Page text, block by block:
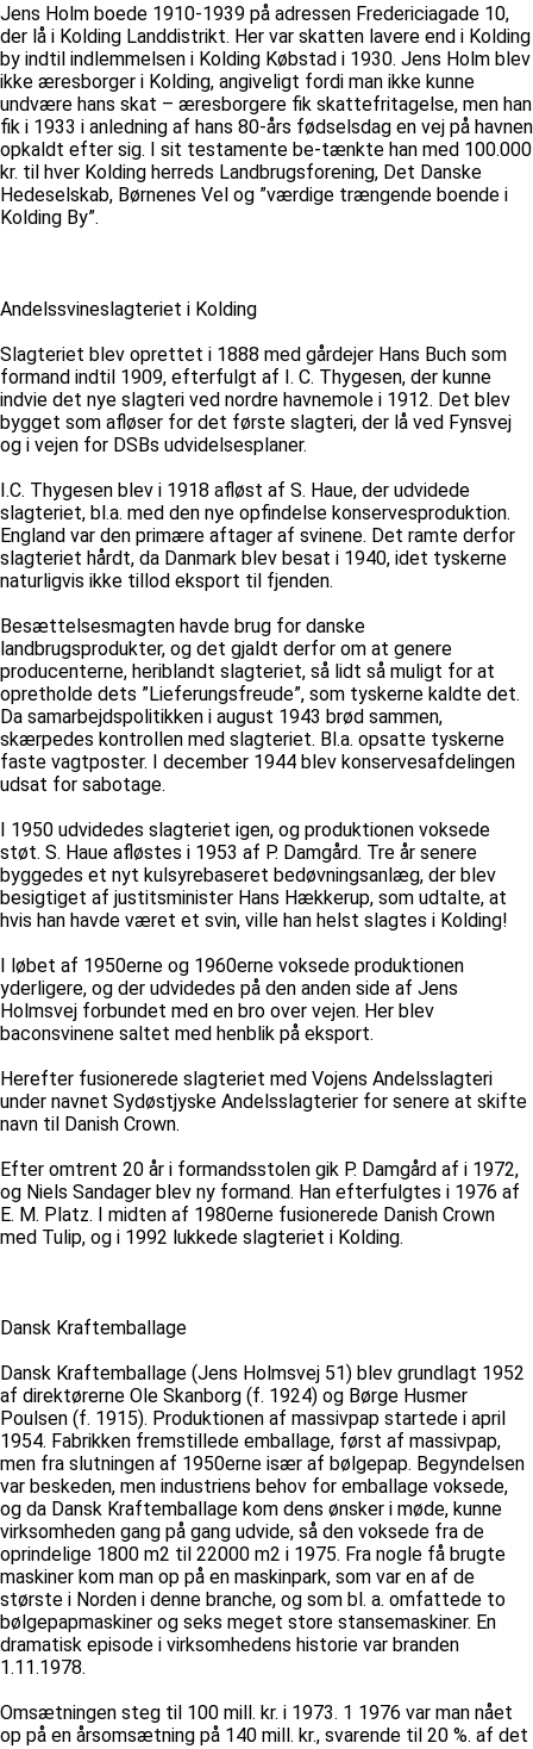
Jens Holm boede 1910-1939 på adressen Fredericiagade 10,
der lå i Kolding Landdistrikt. Her var skatten lavere end i Kolding
by indtil indlemmelsen i Kolding Købstad i 1930. Jens Holm blev
ikke æresborger i Kolding, angiveligt fordi man ikke kunne
undvære hans skat – æresborgere fik skattefritagelse, men han
fik i 1933 i anledning af hans 80-års fødselsdag en vej på havnen
opkaldt efter sig. I sit testamente be-tænkte han med 100.000
kr. til hver Kolding herreds Landbrugsforening, Det Danske
Hedeselskab, Børnenes Vel og ”værdige trængende boende i
Kolding By”.
Andelssvineslagteriet i Kolding
Slagteriet blev oprettet i 1888 med gårdejer Hans Buch som
formand indtil 1909, efterfulgt af I. C. Thygesen, der kunne
indvie det nye slagteri ved nordre havnemole i 1912. Det blev
bygget som afløser for det første slagteri, der lå ved Fynsvej
og i vejen for DSBs udvidelsesplaner.
I.C. Thygesen blev i 1918 afløst af S. Haue, der udvidede
slagteriet, bl.a. med den nye opfindelse konservesproduktion.
England var den primære aftager af svinene. Det ramte derfor
slagteriet hårdt, da Danmark blev besat i 1940, idet tyskerne
naturligvis ikke tillod eksport til fjenden.
Besættelsesmagten havde brug for danske
landbrugsprodukter, og det gjaldt derfor om at genere
producenterne, heriblandt slagteriet, så lidt så muligt for at
opretholde dets ”Lieferungsfreude”, som tyskerne kaldte det.
Da samarbejdspolitikken i august 1943 brød sammen,
skærpedes kontrollen med slagteriet. Bl.a. opsatte tyskerne
faste vagtposter. I december 1944 blev konservesafdelingen
udsat for sabotage.
I 1950 udvidedes slagteriet igen, og produktionen voksede
støt. S. Haue afløstes i 1953 af P. Damgård. Tre år senere
byggedes et nyt kulsyrebaseret bedøvningsanlæg, der blev
besigtiget af justitsminister Hans Hækkerup, som udtalte, at
hvis han havde været et svin, ville han helst slagtes i Kolding!
I løbet af 1950erne og 1960erne voksede produktionen
yderligere, og der udvidedes på den anden side af Jens
Holmsvej forbundet med en bro over vejen. Her blev
baconsvinene saltet med henblik på eksport.
Herefter fusionerede slagteriet med Vojens Andelsslagteri
under navnet Sydøstjyske Andelsslagterier for senere at skifte
navn til Danish Crown.
Efter omtrent 20 år i formandsstolen gik P. Damgård af i 1972,
og Niels Sandager blev ny formand. Han efterfulgtes i 1976 af
E. M. Platz. I midten af 1980erne fusionerede Danish Crown
med Tulip, og i 1992 lukkede slagteriet i Kolding.
Dansk Kraftemballage
Dansk Kraftemballage (Jens Holmsvej 51) blev grundlagt 1952
af direktørerne Ole Skanborg (f. 1924) og Børge Husmer
Poulsen (f. 1915). Produktionen af massivpap startede i april
1954. Fabrikken fremstillede emballage, først af massivpap,
men fra slutningen af 1950erne især af bølgepap. Begyndelsen
var beskeden, men industriens behov for emballage voksede,
og da Dansk Kraftemballage kom dens ønsker i møde, kunne
virksomheden gang på gang udvide, så den voksede fra de
oprindelige 1800 m2 til 22000 m2 i 1975. Fra nogle få brugte
maskiner kom man op på en maskinpark, som var en af de
største i Norden i denne branche, og som bl. a. omfattede to
bølgepapmaskiner og seks meget store stansemaskiner. En
dramatisk episode i virksomhedens historie var branden
1.11.1978.
Omsætningen steg til 100 mill. kr. i 1973. 1 1976 var man nået
op på en årsomsætning på 140 mill. kr., svarende til 20 %. af det